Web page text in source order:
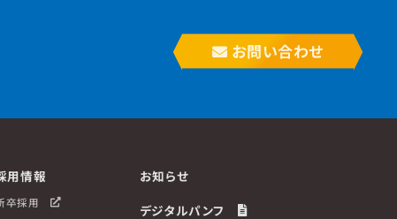
お問い合わせ
用情報
卒採用
お知らせ
デジタルパンフ